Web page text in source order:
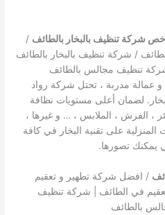
شركة تنظيف بالبخار بالطائف /
/ شركة تنظيف بالبخار بالطائف
تنظيف مجالس بالطائف
و عمالة مدربة ، تحتل شركة رواد
لضمان أعلى مستويات نظافة
، الفرش ، الملابس ، … و غيرها ،
على تقنية البخار في كافة
يمكنك تصورها.
/ افضل شركة تطهير و تعقيم
في الطائف | شركة تنظيف
بالطائف